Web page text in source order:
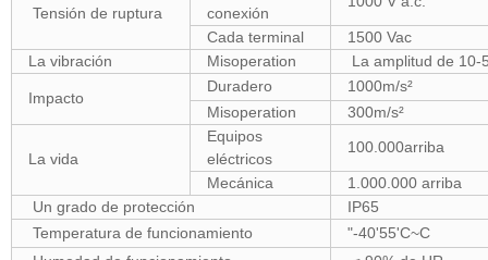
Tensión de ruptura
conexión
Cada terminal
1500 Vac
La vibración
Misoperation La amplitud de 10-
Impacto
Duradero
1000m/s²
Misoperation
300m/s²
La vida
Equipos
eléctricos
100.000arriba
Mecánica
1.000.000 arriba
Un grado de protección
IP65
Temperatura de funcionamiento
"-40'55'C~C